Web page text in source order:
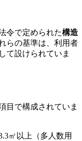
令で定められた構造
らの基準は、利用者
て設けられていま
目で構成されていま
㎡以上（多人数用